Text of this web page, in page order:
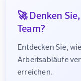
🚀 Denken
Team?
Entdecken Sie,
Arbeitsabläufe
erreichen.